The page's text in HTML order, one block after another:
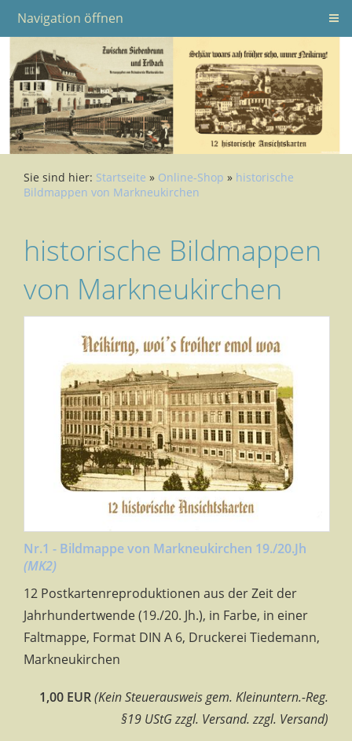
Navigation öffnen
Sie sind hier: Startseite » Online-Shop » historische
Bildmappen von Markneukirchen
historische Bildmappen
von Markneukirchen
Nr.1 - Bildmappe von Markneukirchen 19./20.Jh
(MK2)
12 Postkartenreproduktionen aus der Zeit der
Jahrhundertwende (19./20. Jh.), in Farbe, in einer
Faltmappe, Format DIN A 6, Druckerei Tiedemann,
Markneukirchen
1,00 EUR(Kein Steuerausweis gem. Kleinuntern.-Reg.
§19 UStG zzgl. Versand. zzgl. Versand)